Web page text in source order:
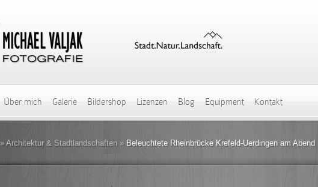
Über mich Galerie Bildershop Lizenzen Blog Equipment Kontakt
» Architektur & Stadtlandschaften » Beleuchtete Rheinbrücke Krefeld-Uerdingen am Abend